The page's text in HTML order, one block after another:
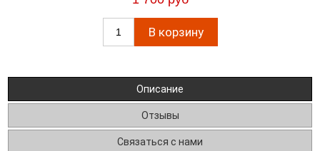
Описание
Отзывы
Связаться с нами